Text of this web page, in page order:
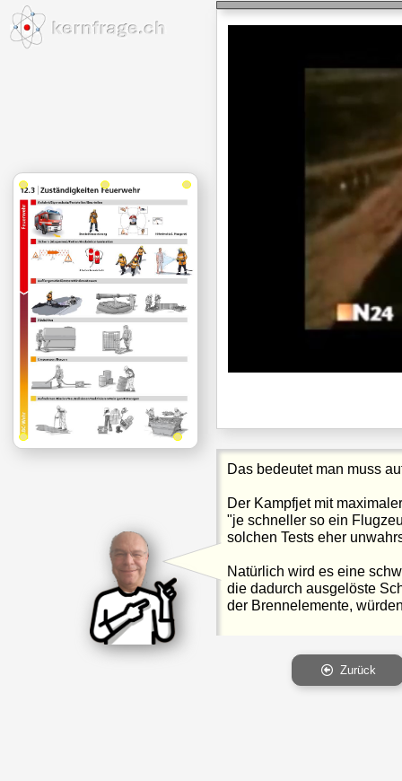
Zurück
Das bedeutet man muss
Der Kampfjet mit
"je schneller so ein
solchen Tests eher
Natürlich wird es eine
die dadurch ausgelöste
der Brennelemente,